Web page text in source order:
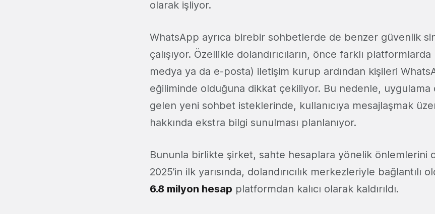
olarak işliyor.
WhatsApp ayrıca birebir sohbetlerde de benzer güvenlik
çalışıyor. Özellikle dolandırıcıların, önce farklı
medya ya da e-posta) iletişim kurup ardından kişileri
eğiliminde olduğuna dikkat çekiliyor. Bu nedenle, uygulama
gelen yeni sohbet isteklerinde, kullanıcıya mesajlaşmak
hakkında ekstra bilgi sunulması planlanıyor.
Bununla birlikte şirket, sahte hesaplara yönelik önlemlerini
2025’in ilk yarısında, dolandırıcılık merkezleriyle bağlantılı
6.8 milyon hesap platformdan kalıcı olarak kaldırıldı.